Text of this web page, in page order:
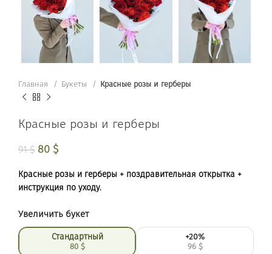
Главная Букеты Красные розы и герберы
Красные розы и герберы
91$ Первоначальная цена составляла 91 $.
80 $Текущая цена: 80 $.
Красные розы и герберы + поздравительная открытка +
инструкция по уходу.
Увеличить букет
Стандартный
80 $
+20%
96 $